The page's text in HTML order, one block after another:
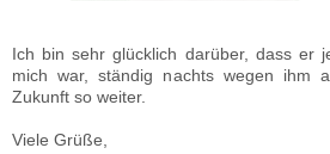
Ich bin sehr glücklich darüber, dass er
mich war, ständig nachts wegen ihm
Zukunft so weiter.
Viele Grüße,